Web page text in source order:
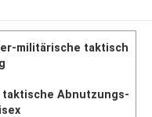
militärische taktisch
Abnutzungs-